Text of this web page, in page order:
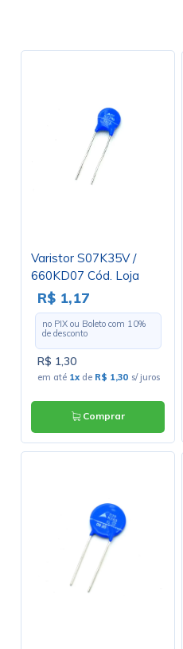
Varistor S07K35V /
660KD07 Cód. Loja
3238
R$ 1,17
no PIX ou Boleto com 10%
de desconto
R$ 1,30
em até 1x de R$ 1,30 s/ juros
Comprar